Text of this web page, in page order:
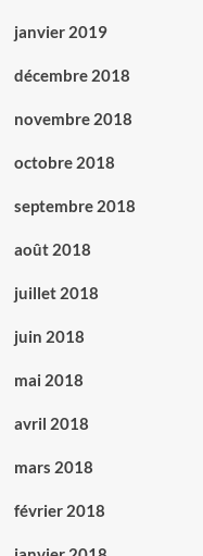
janvier 2019
décembre 2018
novembre 2018
octobre 2018
septembre 2018
août 2018
juillet 2018
juin 2018
mai 2018
avril 2018
mars 2018
février 2018